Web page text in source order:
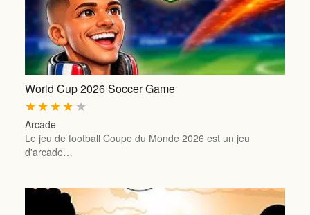
World Cup 2026 Soccer Game
★
★
★
★
★
Arcade
Le jeu de football Coupe du Monde 2026 est un jeu
d'arcade…